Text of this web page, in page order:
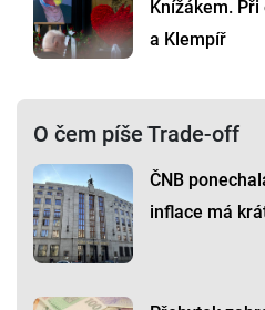
Knížákem.
a Klempíř
O čem píše Trade-off
ČNB
inflace má